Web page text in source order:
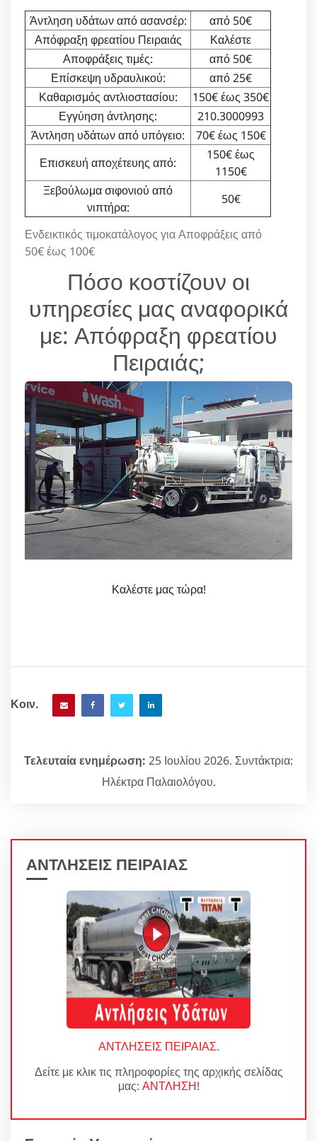
Ενδεικτικός τιμοκατάλογος για Αποφράξεις από
50€ έως 100€
Άντληση υδάτων από ασανσέρ:
από 50€
Απόφραξη φρεατίου Πειραιάς
Καλέστε
Αποφράξεις τιμές:
από 50€
Επίσκεψη υδραυλικού:
από 25€
Καθαρισμός αντλιοστασίου:
150€ έως 350€
Εγγύηση άντλησης:
210.3000993
Άντληση υδάτων από υπόγειο:
70€ έως 150€
Επισκευή αποχέτευης από:
150€ έως
1150€
Ξεβούλωμα σιφονιού από
νιπτήρα:
50€
Πόσο κοστίζουν οι
υπηρεσίες μας αναφορικά
με: Απόφραξη φρεατίου
Πειραιάς;
Καλέστε μας τώρα!
Κοιν.
Τελευταία ενημέρωση: 25 Ιουλίου 2026. Συντάκτρια:
Ηλέκτρα Παλαιολόγου.
ΑΝΤΛΗΣΕΙΣ ΠΕΙΡΑΙΑΣ
ΑΝΤΛΗΣΕΙΣ ΠΕΙΡΑΙΑΣ.
Δείτε με κλικ τις πληροφορίες της αρχικής σελίδας
μας: ΑΝΤΛΗΣΗ!